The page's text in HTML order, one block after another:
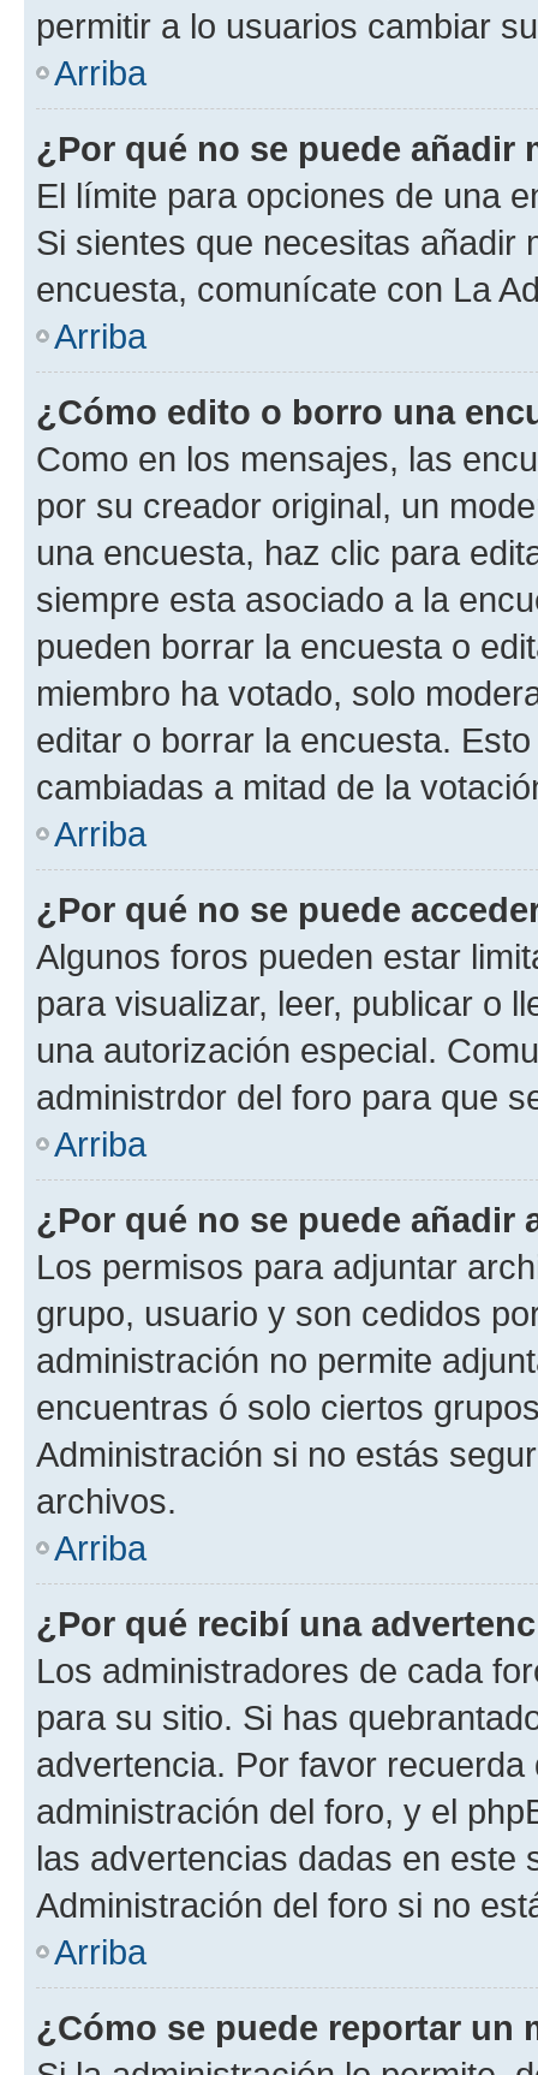
permitir a lo usuarios cambiar
Arriba
¿Por qué no se puede añadir
El límite para opciones de una
Si sientes que necesitas añadir
encuesta, comunícate con La
Arriba
¿Cómo edito o borro una
Como en los mensajes, las
por su creador original, un
una encuesta, haz clic para
siempre esta asociado a la
pueden borrar la encuesta o
miembro ha votado, solo
editar o borrar la encuesta.
cambiadas a mitad de la
Arriba
¿Por qué no se puede
Algunos foros pueden estar
para visualizar, leer, publicar o
una autorización especial.
administrdor del foro para que
Arriba
¿Por qué no se puede añadir
Los permisos para adjuntar
grupo, usuario y son cedidos
administración no permite
encuentras ó solo ciertos
Administración si no estás
archivos.
Arriba
¿Por qué recibí una
Los administradores de cada
para su sitio. Si has
advertencia. Por favor
administración del foro, y el
las advertencias dadas en este
Administración del foro si no
Arriba
¿Cómo se puede reportar un